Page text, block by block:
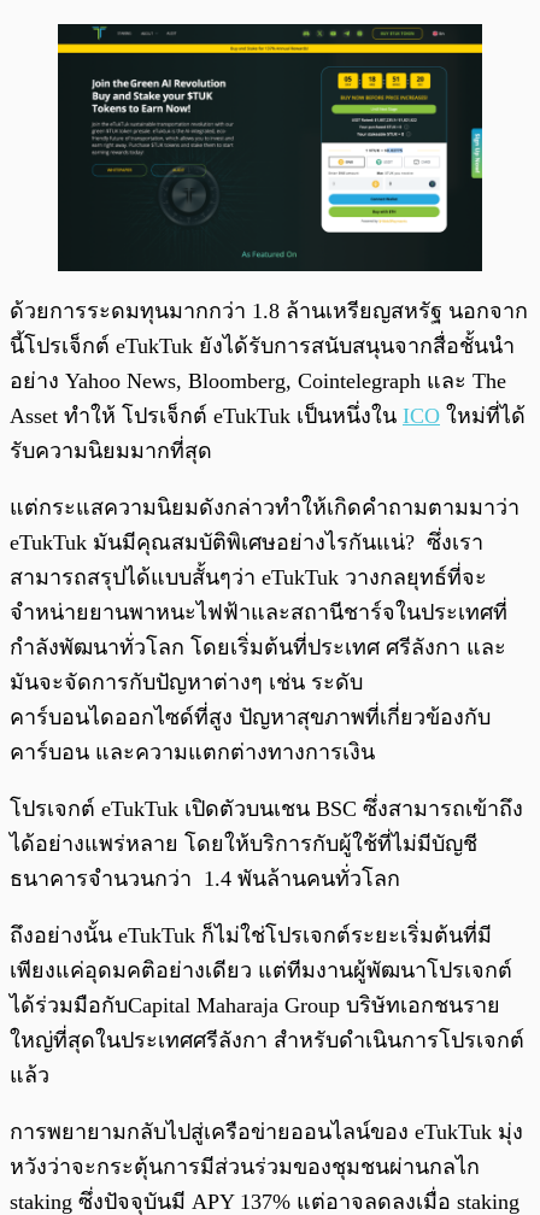
ด้วยการระดมทุนมากกว่า 1.8 ล้านเหรียญสหรัฐ นอกจาก
นี้โปรเจ็กต์ eTukTuk ยังได้รับการสนับสนุนจากสื่อชั้นนำ
อย่าง Yahoo News, Bloomberg, Cointelegraph และ The
Asset ทำให้ โปรเจ็กต์ eTukTuk เป็นหนึ่งใน ICO ใหม่ที่ได้
รับความนิยมมากที่สุด
แต่กระแสความนิยมดังกล่าวทำให้เกิดคำถามตามมาว่า
eTukTuk มันมีคุณสมบัติพิเศษอย่างไรกันแน่? ซึ่งเรา
สามารถสรุปได้แบบสั้นๆว่า eTukTuk วางกลยุทธ์ที่จะ
จำหน่ายยานพาหนะไฟฟ้าและสถานีชาร์จในประเทศที่
กำลังพัฒนาทั่วโลก โดยเริ่มต้นที่ประเทศ ศรีลังกา และ
มันจะจัดการกับปัญหาต่างๆ เช่น ระดับ
คาร์บอนไดออกไซด์ที่สูง ปัญหาสุขภาพที่เกี่ยวข้องกับ
คาร์บอน และความแตกต่างทางการเงิน
โปรเจกต์ eTukTuk เปิดตัวบนเชน BSC ซึ่งสามารถเข้าถึง
ได้อย่างแพร่หลาย โดยให้บริการกับผู้ใช้ที่ไม่มีบัญชี
ธนาคารจำนวนกว่า 1.4 พันล้านคนทั่วโลก
ถึงอย่างนั้น eTukTuk ก็ไม่ใช่โปรเจกต์ระยะเริ่มต้นที่มี
เพียงแค่อุดมคติอย่างเดียว แต่ทีมงานผู้พัฒนาโปรเจกต์
ได้ร่วมมือกับCapital Maharaja Group บริษัทเอกชนราย
ใหญ่ที่สุดในประเทศศรีลังกา สำหรับดำเนินการโปรเจกต์
แล้ว
การพยายามกลับไปสู่เครือข่ายออนไลน์ของ eTukTuk มุ่ง
หวังว่าจะกระตุ้นการมีส่วนร่วมของชุมชนผ่านกลไก
staking ซึ่งปัจจุบันมี APY 137% แต่อาจลดลงเมื่อ staking